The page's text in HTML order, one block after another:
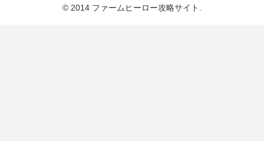
© 2014 ファームヒーロー攻略サイト.